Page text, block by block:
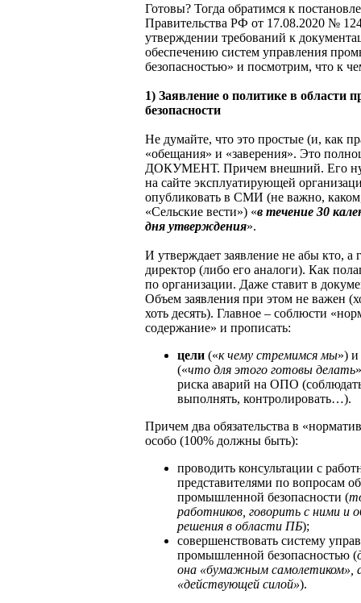
Готовы? Тогда обратимся к
Правительства РФ от 17.08.2020 №
утверждении требований к
обеспечению систем управления
безопасностью» и посмотрим, что к
1) Заявление о политике в области
безопасности
Не думайте, что это простые (и, как
«обещания» и «заверения». Это
ДОКУМЕНТ. Причем внешний. Его
на сайте эксплуатирующей
опубликовать в СМИ (не важно, каком,
«Сельские вести») «в течение 30
дня утверждения».
И утверждает заявление не абы кто, а
директор (либо его аналоги). Как
по организации. Даже ставит в
Объем заявления при этом не важен
хоть десять). Главное – соблюсти
содержание» и прописать:
цели («к чему стремимся мы») и
(«что для этого готовы делать
риска аварий на ОПО
выполнять, контролировать…).
Причем два обязательства в
особо (100% должны быть):
проводить консультации с
представителями по вопросам
промышленной безопасности (
работников, говорить с ними и
решения в области ПБ);
совершенствовать систему
промышленной безопасностью (
она «бумажным самолетиком»,
«действующей силой»).